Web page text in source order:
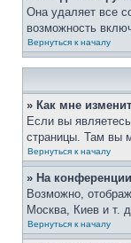
Она удаляет все
возможность
Вернуться к началу
» Как мне
Если вы
страницы. Там вы
Вернуться к началу
» На
Возможно,
Москва, Киев и т.
Вернуться к началу